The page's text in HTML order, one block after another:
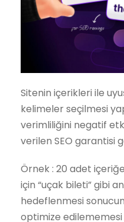
Sitenin içerikleri ile
kelimeler seçilmesi
verimliliğini negatif
verilen SEO garantisi
Örnek : 20 adet
için “uçak bileti” gibi
hedeflenmesi
optimize